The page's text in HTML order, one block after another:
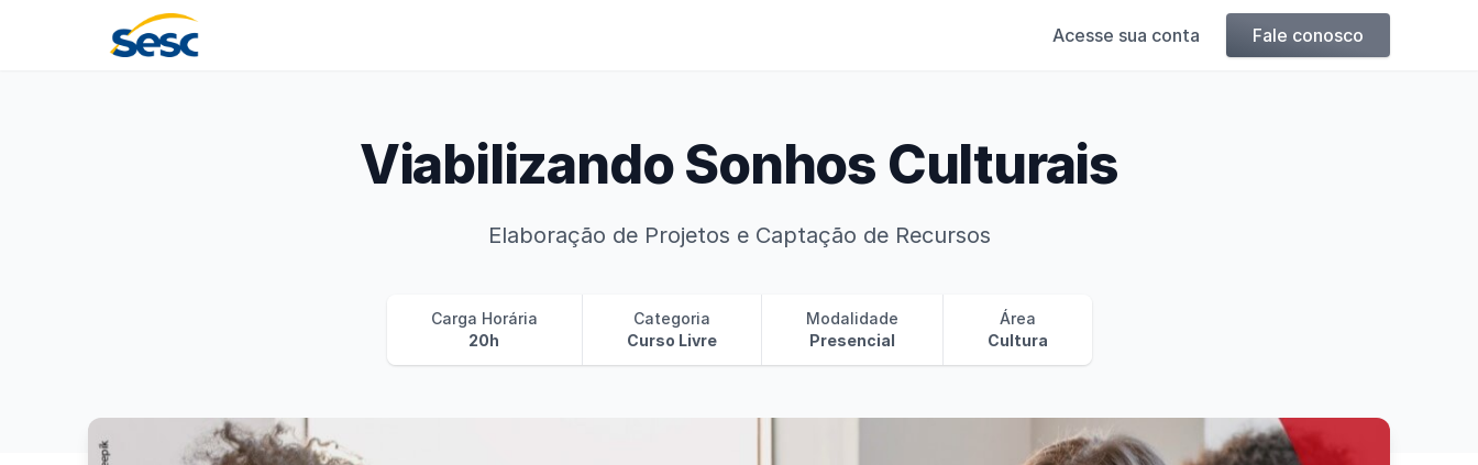
Sesc Pernambuco Acesse sua conta Fale conosco
Viabilizando Sonhos Culturais
Elaboração de Projetos e Captação de Recursos
Carga Horária
20h
Categoria
Curso Livre
Modalidade
Presencial
Área
Cultura